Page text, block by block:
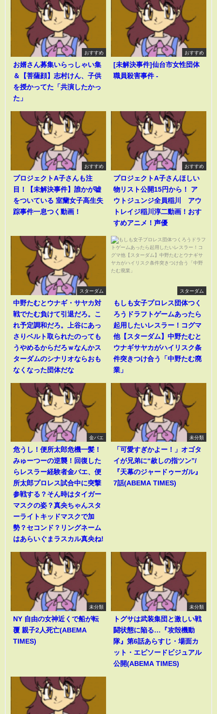
おすすめ
お婿さん募集いらっしゃい集
＆【菩薩顔】志村けん、子供
を授かってた「共演したかっ
た」
おすすめ
[未解決事件]仙台市女性団体
職員殺害事件 -
おすすめ
プロジェクトA子さんも注
目！【未解決事件】誰かが嘘
をついている 室蘭女子高生失
踪事件一息つく動画！
おすすめ
プロジェクトA子さんほしい
物リスト公開15円から！ ア
ウトジュンジ全員稲川 アウ
トレイジ稲川淳二動画！おす
すめアニメ！声優
スターダム
中野たむとウナギ・サヤカ対
戦でたむ負けて引退だろ。こ
れ予定調和だろ。上谷にあっ
さりベルト取られたのっても
うやめるからだろｗなんかス
ターダムのシナリオならおも
なくなった団体だな
スターダム
もしも女子プロレス団体つく
ろうドラフトゲームあったら
起用したいレスラー！コグマ
他【スターダム】中野たむと
ウナギサヤカがハイリスク条
件突きつけ合う「中野たむ廃
業」
金バエ
危うし！便所太郎危機一髪！
みゅーつーの逆襲！回復した
らレスラー経験者金バエ、便
所太郎プロレス試合中に突撃
参戦する？そん時はタイガー
マスクの姿？真央ちゃんスタ
ーライトキッドマスクで加
勢？セコンド？リングネーム
はあらいぐまラスカル真央ね!
未分類
「可愛すぎかよー！」オゴタ
イが兄弟に“赦しの指ツン”/
『天幕のジャードゥーガル』
7話(ABEMA TIMES)
未分類
NY 自由の女神近くで船が転
覆 親子2人死亡(ABEMA
TIMES)
未分類
トグサは武装集団と激しい戦
闘状態に陥る…『攻殻機動
隊』第6話あらすじ・場面カ
ット・エピソードビジュアル
公開(ABEMA TIMES)